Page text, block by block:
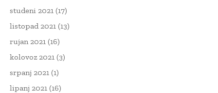
studeni 2021 (17)
listopad 2021 (13)
rujan 2021 (16)
kolovoz 2021 (3)
srpanj 2021 (1)
lipanj 2021 (16)